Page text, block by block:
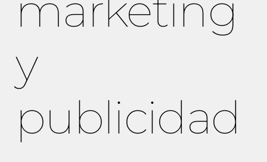
y
publicidad